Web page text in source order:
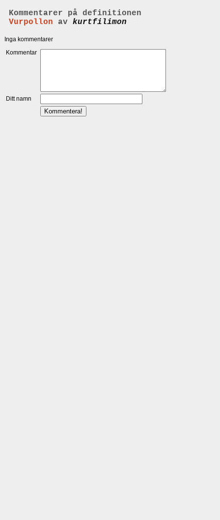
Kommentarer på definitionen
Vurpollon av kurtfilimon
Inga kommentarer
Kommentar
Ditt namn